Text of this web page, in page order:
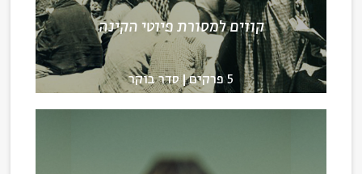
קווים למסורת פיוטי הקינה
5 פרקים סדר בוקר